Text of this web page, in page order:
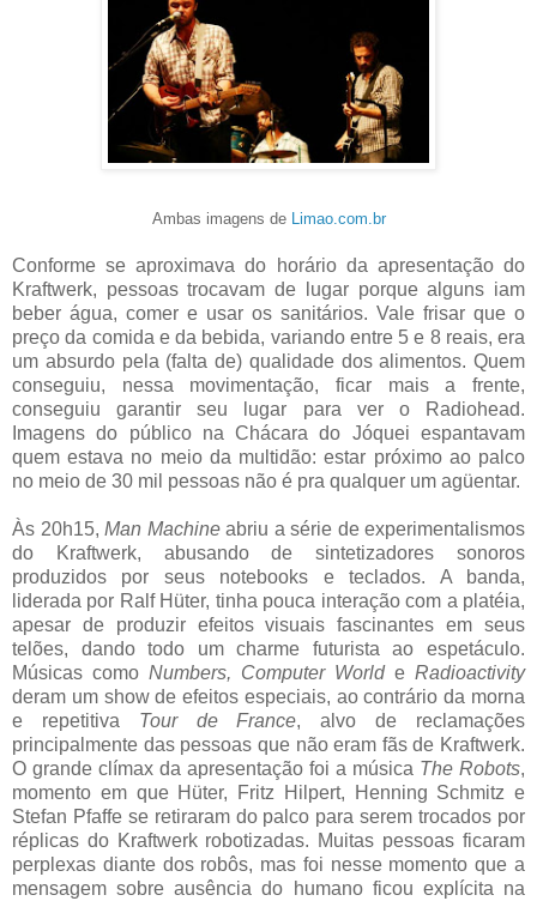
Ambas imagens de Limao.com.br
Conforme se aproximava do horário da apresentação do
Kraftwerk, pessoas trocavam de lugar porque alguns iam
beber água, comer e usar os sanitários. Vale frisar que o
preço da comida e da bebida, variando entre 5 e 8 reais, era
um absurdo pela (falta de) qualidade dos alimentos. Quem
conseguiu, nessa movimentação, ficar mais a frente,
conseguiu garantir seu lugar para ver o Radiohead.
Imagens do público na Chácara do Jóquei espantavam
quem estava no meio da multidão: estar próximo ao palco
no meio de 30 mil pessoas não é pra qualquer um agüentar.
Às 20h15, Man Machineabriu a série de experimentalismos
do Kraftwerk, abusando de sintetizadores sonoros
produzidos por seus notebooks e teclados. A banda,
liderada por Ralf Hüter, tinha pouca interação com a platéia,
apesar de produzir efeitos visuais fascinantes em seus
telões, dando todo um charme futurista ao espetáculo.
Músicas como Numbers, Computer Worlde Radioactivity
deram um show de efeitos especiais, ao contrário da morna
e repetitiva Tour de France, alvo de reclamações
principalmente das pessoas que não eram fãs de Kraftwerk.
O grande clímax da apresentação foi a música The Robots,
momento em que Hüter, Fritz Hilpert, Henning Schmitz e
Stefan Pfaffe se retiraram do palco para serem trocados por
réplicas do Kraftwerk robotizadas. Muitas pessoas ficaram
perplexas diante dos robôs, mas foi nesse momento que a
mensagem sobre ausência do humano ficou explícita na